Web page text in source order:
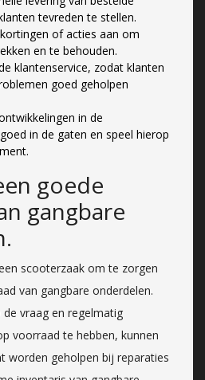
tevreden te stellen.
of acties aan om
en te behouden.
klantenservice, zodat klanten
goed geholpen
in de
in de gaten en speel hierop
goede
gangbare
scooterzaak om te zorgen
van gangbare onderdelen.
vraag en regelmatig
voorraad te hebben, kunnen
worden geholpen bij reparaties